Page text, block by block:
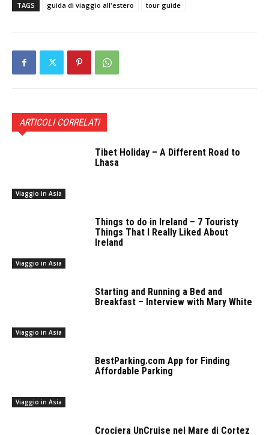
TAGS guida di viaggio all'estero tour guide
ARTICOLI CORRELATI
Viaggio in Asia
Tibet Holiday – A Different Road to
Lhasa
Viaggio in Asia
Things to do in Ireland – 7 Touristy
Things That I Really Liked About
Ireland
Viaggio in Asia
Starting and Running a Bed and
Breakfast – Interview with Mary White
Viaggio in Asia
BestParking.com App for Finding
Affordable Parking
Crociera UnCruise nel Mare di Cortez